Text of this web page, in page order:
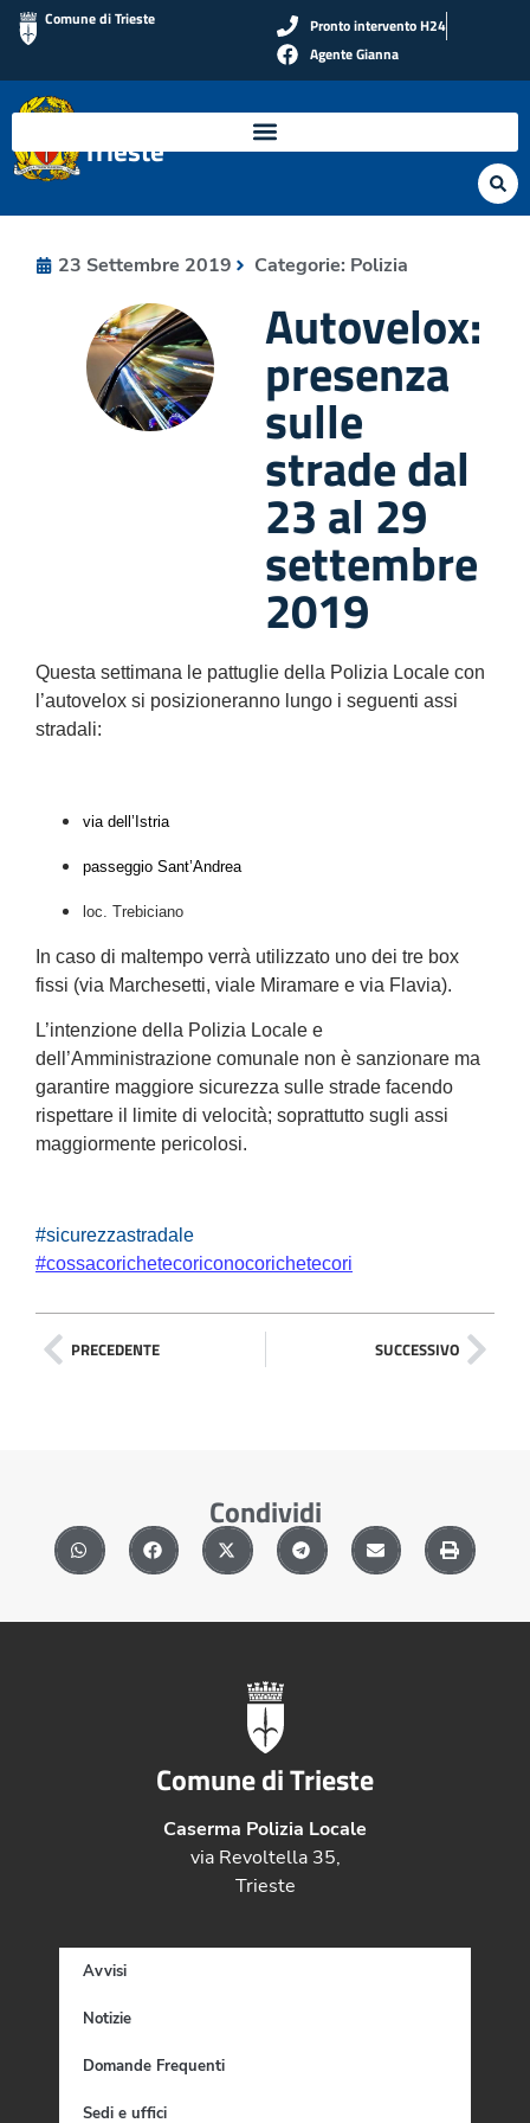
Comune di Trieste
Pronto intervento H24
Agente Gianna
Polizia Locale di
Trieste
23 Settembre 2019 Categorie: Polizia
Autovelox:
presenza
sulle
strade dal
23 al 29
settembre
2019
Questa settimana le pattuglie della Polizia Locale con
l’autovelox si posizioneranno lungo i seguenti assi
stradali:
via dell’Istria
passeggio Sant’Andrea
loc. Trebiciano
In caso di maltempo verrà utilizzato uno dei tre box
fissi (via Marchesetti, viale Miramare e via Flavia).
L’intenzione della Polizia Locale e
dell’Amministrazione comunale non è sanzionare ma
garantire maggiore sicurezza sulle strade facendo
rispettare il limite di velocità; soprattutto sugli assi
maggiormente pericolosi.
#sicurezzastradale
#cossacorichetecoriconocorichetecori
PRECEDENTE SUCCESSIVO
Condividi
Comune di Trieste
Caserma Polizia Locale
via Revoltella 35,
Trieste
Avvisi
Notizie
Domande Frequenti
Sedi e uffici